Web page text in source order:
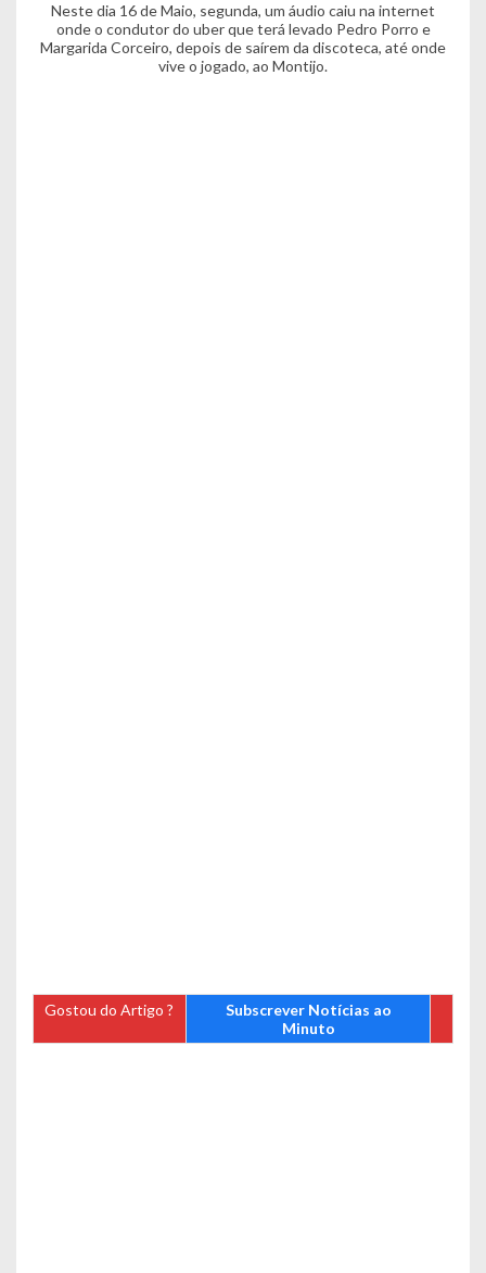
Neste dia 16 de Maio, segunda, um áudio caiu na internet
onde o condutor do uber que terá levado Pedro Porro e
Margarida Corceiro, depois de saírem da discoteca, até onde
vive o jogado, ao Montijo.
Gostou do Artigo ?
Subscrever Notícias ao
Minuto